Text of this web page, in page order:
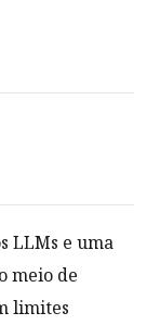
LLMs e uma
meio de
limites